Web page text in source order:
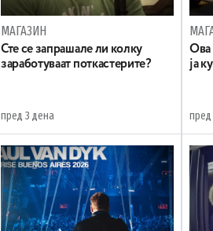
МАГАЗИН
Сте се запрашале ли колку
заработуваат поткастерите?
пред 3 дена
Ова
ја